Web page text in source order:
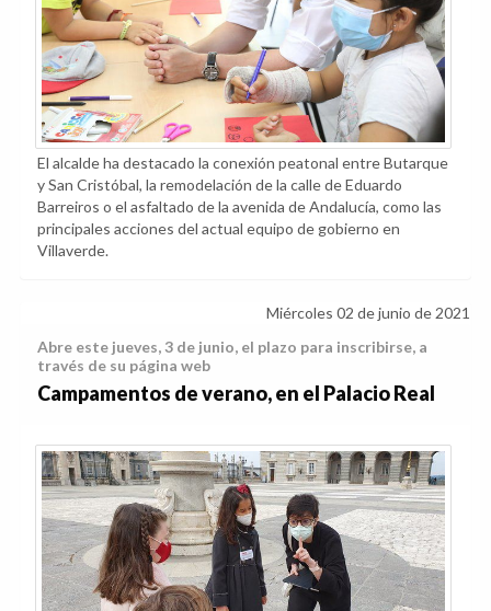
El alcalde ha destacado la conexión peatonal entre Butarque
y San Cristóbal, la remodelación de la calle de Eduardo
Barreiros o el asfaltado de la avenida de Andalucía, como las
principales acciones del actual equipo de gobierno en
Villaverde.
Miércoles 02 de junio de 2021
Abre este jueves, 3 de junio, el plazo para inscribirse, a
través de su página web
Campamentos de verano, en el Palacio Real